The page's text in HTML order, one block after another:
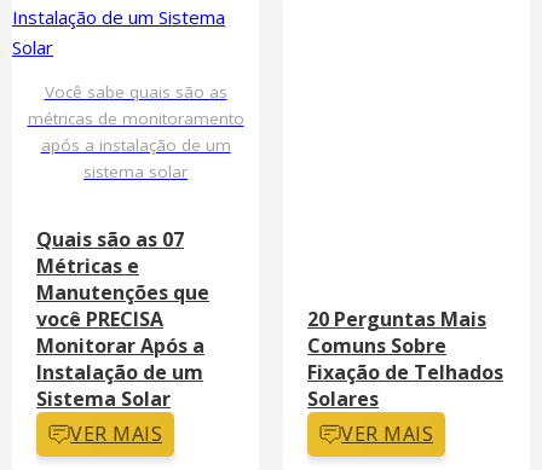
Você sabe quais são as
métricas de monitoramento
após a instalação de um
sistema solar
Quais são as 07
Métricas e
Manutenções que
você PRECISA
Monitorar Após a
Instalação de um
Sistema Solar
VER MAIS
20 Perguntas Mais
Comuns Sobre
Fixação de Telhados
Solares
VER MAIS